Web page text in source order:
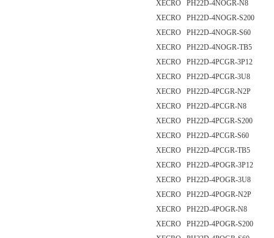
XECRO PH22D-4NOGR-N8
XECRO PH22D-4NOGR-S200
XECRO PH22D-4NOGR-S60
XECRO PH22D-4NOGR-TB5
XECRO PH22D-4PCGR-3P12
XECRO PH22D-4PCGR-3U8
XECRO PH22D-4PCGR-N2P
XECRO PH22D-4PCGR-N8
XECRO PH22D-4PCGR-S200
XECRO PH22D-4PCGR-S60
XECRO PH22D-4PCGR-TB5
XECRO PH22D-4POGR-3P12
XECRO PH22D-4POGR-3U8
XECRO PH22D-4POGR-N2P
XECRO PH22D-4POGR-N8
XECRO PH22D-4POGR-S200